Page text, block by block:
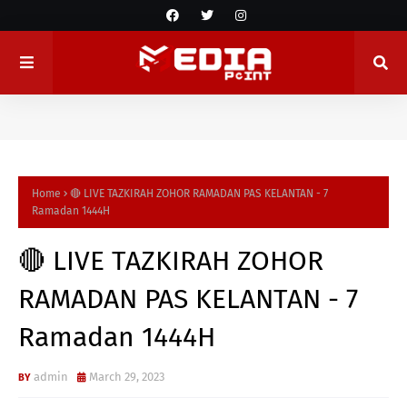
Home
🔴 LIVE TAZKIRAH ZOHOR RAMADAN PAS KELANTAN - 7
Ramadan 1444H
🔴 LIVE TAZKIRAH ZOHOR
RAMADAN PAS KELANTAN - 7
Ramadan 1444H
admin March 29, 2023